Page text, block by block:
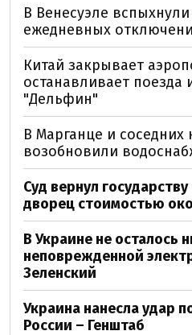
В Венесуэле
ежедневных
Китай закрывает
останавливает поезда
"Дельфин"
В Марганце и соседних
возобновили
Суд вернул
дворец стоимостью
В Украине не осталось
неповрежденной
Зеленский
Украина нанесла удар
России – Генштаб